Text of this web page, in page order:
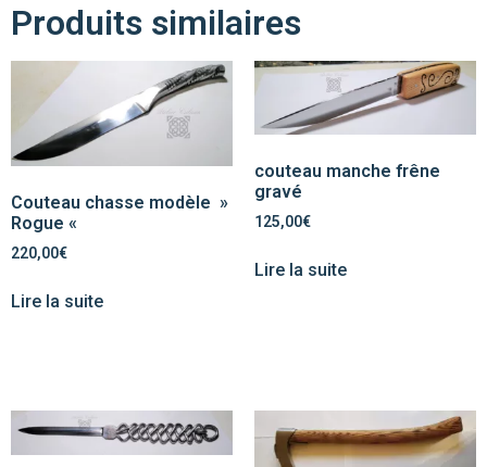
Produits similaires
Couteau chasse modèle »
Rogue «
220,00€
Lire la suite
couteau manche frêne
gravé
125,00€
Lire la suite